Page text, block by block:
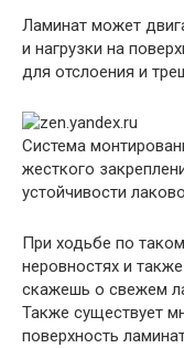
Ламинат может
и нагрузки на
для отслоения и
Система
жесткого
устойчивости
При ходьбе по
неровностях и
скажешь о свежем
Также существует
поверхность